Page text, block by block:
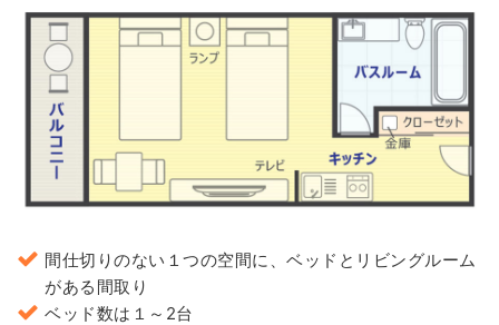
間仕切りのない１つの空間に、ベッドとリビングルーム
がある間取り
ベッド数は１～2台